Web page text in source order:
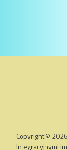
Copyright © 2026
Integracyjnymi